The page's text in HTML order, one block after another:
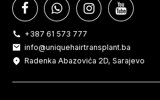
+387 61 573 777
info@uniquehairtransplant.ba
Radenka Abazovića 2D, Sarajevo